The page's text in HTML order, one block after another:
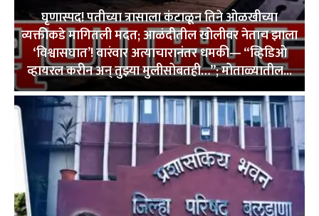
घृणास्पद! पतीच्या त्रासाला कंटाळून तिने ओळखीच्या
व्यक्तीकडे मागितली मदत; आळंदीतील खोलीवर नेताच झाला
‘विश्वासघात’! वारंवार अत्याचारानंतर धमकी— “व्हिडिओ
व्हायरल करीन अन् तुझ्या मुलीसोबतही…”; मोताळ्यातील...